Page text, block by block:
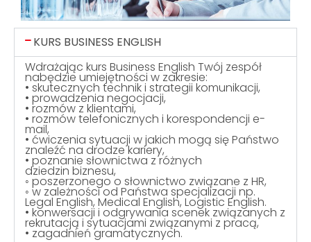
KURS BUSINESS ENGLISH
Wdrażając kurs Business English Twój zespół
nabędzie umiejętności w zakresie:
• skutecznych technik i strategii komunikacji,
• prowadzenia negocjacji,
• rozmów z klientami,
• rozmów telefonicznych i korespondencji e-
mail,
• ćwiczenia sytuacji w jakich mogą się Państwo
znaleźć na drodze kariery,
• poznanie słownictwa z różnych
dziedzin biznesu,
◦ poszerzonego o słownictwo związane z HR,
◦ w zależności od Państwa specjalizacji np.
Legal English, Medical English, Logistic English.
• konwersacji i odgrywania scenek związanych z
rekrutacją i sytuacjami związanymi z pracą,
• zagadnień gramatycznych.